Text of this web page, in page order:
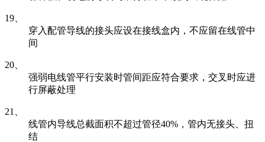
19、
穿入配管导线的接头应设在接线盒内，不应留在线管中
间
20、
强弱电线管平行安装时管间距应符合要求，交叉时应进
行屏蔽处理
21、
线管内导线总截面积不超过管径40%，管内无接头、扭
结